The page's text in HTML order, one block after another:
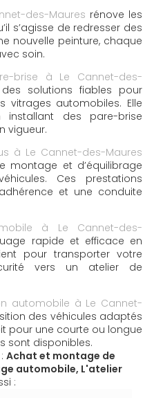
des-Maures rénove les
s’agisse de redresser des
nouvelle peinture, chaque
soin.
brise à Le Cannet-des-
solutions fiables pour
vitrages automobiles. Elle
des pare-brise
vigueur.
à Le Cannet-des-Maures
montage et d’équilibrage
Ces prestations
et une conduite
à Le Cannet-des-
rapide et efficace en
pour transporter votre
vers un atelier de
automobile à Le Cannet-
des véhicules adaptés
pour une courte ou longue
sont disponibles.
Achat et montage de
automobile, L'atelier
: